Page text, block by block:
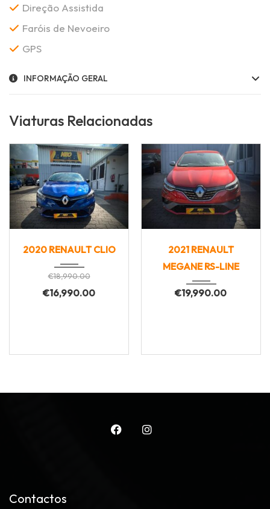
Direção Assistida
Faróis de Nevoeiro
GPS
INFORMAÇÃO GERAL
Viaturas Relacionadas
154000
2020 RENAULT CLIO
€18,990.00
€16,990.00
110000
2021 RENAULT
MEGANE RS-LINE
€19,990.00
Contactos